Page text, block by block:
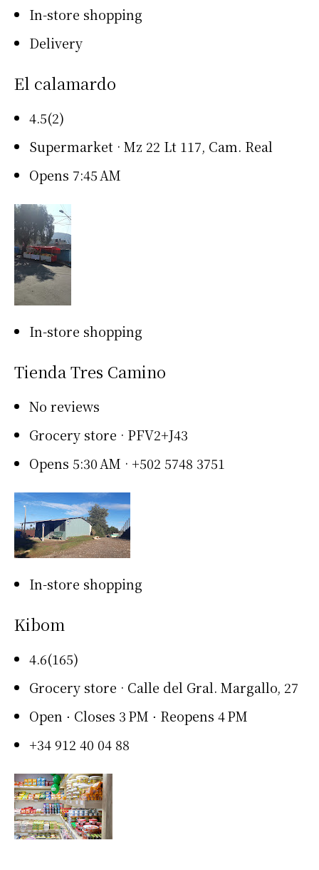
In-store shopping
Delivery
El calamardo
4.5(2)
Supermarket · Mz 22 Lt 117, Cam. Real
Opens 7:45 AM
In-store shopping
Tienda Tres Camino
No reviews
Grocery store · PFV2+J43
Opens 5:30 AM · +502 5748 3751
In-store shopping
Kibom
4.6(165)
Grocery store · Calle del Gral. Margallo, 27
Open ⋅ Closes 3 PM ⋅ Reopens 4 PM
+34 912 40 04 88